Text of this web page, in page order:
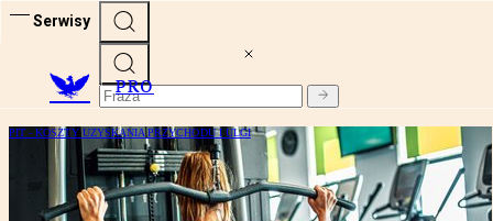
Serwisy
PRO
PIT - KOSZTY UZYSKANIA PRZYCHODU I ULGI
Siłownia w kosztach firmy? Jest to
możliwe